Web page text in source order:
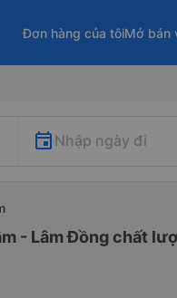
Đơn hàng của tôiMở bán
Nhập ngày đi
- Lâm Đồng chất